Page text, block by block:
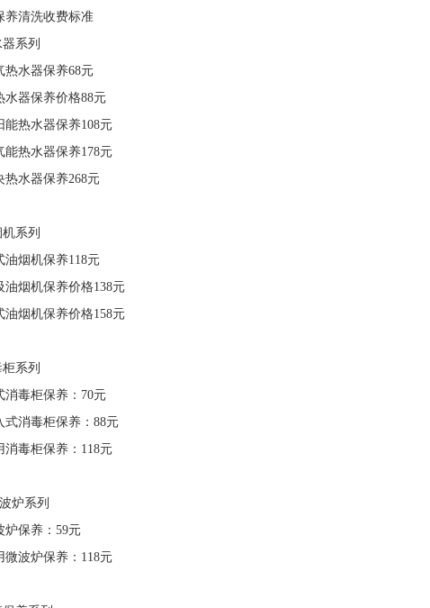
养清洗收费标准
系列
水器保养68元
器保养价格88元
热水器保养108元
热水器保养178元
水器保养268元
系列
烟机保养118元
烟机保养价格138元
烟机保养价格158元
系列
毒柜保养：70元
消毒柜保养：88元
毒柜保养：118元
炉系列
保养：59元
波炉保养：118元